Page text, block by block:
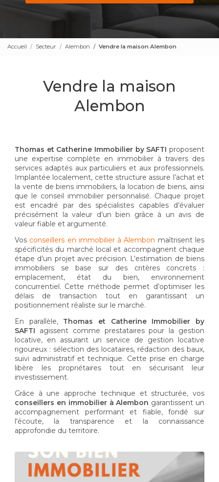
Accueil Secteur Alembon Vendre la maison Alembon
Vendre la maison
Alembon
Thomas et Catherine Immobilier by SAFTI proposent
une expertise complète en immobilier à travers des
services adaptés aux particuliers et aux professionnels.
Implantée localement, cette structure assure l’achat et
la vente de biens immobiliers, la location de biens, ainsi
que le conseil immobilier personnalisé. Chaque projet
est encadré par des spécialistes capables d’évaluer
précisément la valeur d’un bien grâce à un avis de
valeur fiable et argumenté.
Vos conseillers en immobilier à Alembon maîtrisent les
spécificités du marché local et accompagnent chaque
étape d’un projet avec précision. L’estimation de biens
immobiliers se base sur des critères concrets :
emplacement, état du bien, environnement
concurrentiel. Cette méthode permet d’optimiser les
délais de transaction tout en garantissant un
positionnement réaliste sur le marché.
En parallèle, Thomas et Catherine Immobilier by
SAFTI agissent comme prestataires pour la gestion
locative, en assurant un service de gestion locative
rigoureux : sélection des locataires, rédaction des baux,
suivi administratif et technique. Cette prise en charge
libère les propriétaires tout en sécurisant leur
investissement.
Grâce à une approche technique et structurée, vos
conseillers en immobilier à Alembon garantissent un
accompagnement performant et fiable, fondé sur
l'écoute, la transparence et la connaissance
approfondie du territoire.